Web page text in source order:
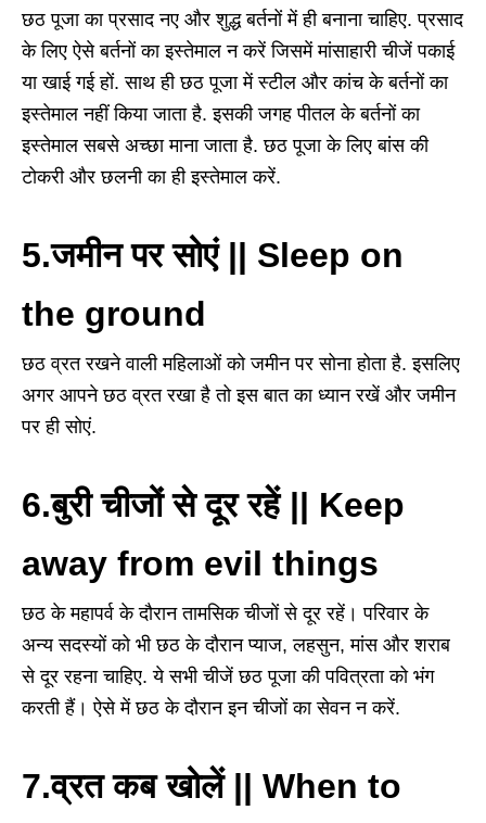
छठ पूजा का प्रसाद नए और शुद्ध बर्तनों में ही बनाना चाहिए. प्रसाद
के लिए ऐसे बर्तनों का इस्तेमाल न करें जिसमें मांसाहारी चीजें पकाई
या खाई गई हों. साथ ही छठ पूजा में स्टील और कांच के बर्तनों का
इस्तेमाल नहीं किया जाता है. इसकी जगह पीतल के बर्तनों का
इस्तेमाल सबसे अच्छा माना जाता है. छठ पूजा के लिए बांस की
टोकरी और छलनी का ही इस्तेमाल करें.
5.जमीन पर सोएं || Sleep on
the ground
छठ व्रत रखने वाली महिलाओं को जमीन पर सोना होता है. इसलिए
अगर आपने छठ व्रत रखा है तो इस बात का ध्यान रखें और जमीन
पर ही सोएं.
6.बुरी चीजों से दूर रहें || Keep
away from evil things
छठ के महापर्व के दौरान तामसिक चीजों से दूर रहें। परिवार के
अन्य सदस्यों को भी छठ के दौरान प्याज, लहसुन, मांस और शराब
से दूर रहना चाहिए. ये सभी चीजें छठ पूजा की पवित्रता को भंग
करती हैं। ऐसे में छठ के दौरान इन चीजों का सेवन न करें.
7.व्रत कब खोलें || When to